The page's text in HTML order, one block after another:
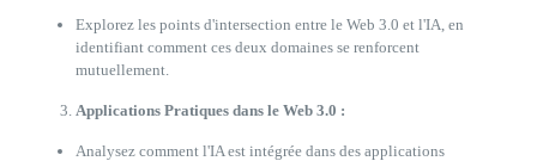
Explorez les points d'intersection entre le Web 3.0 et l'IA, en
identifiant comment ces deux domaines se renforcent
mutuellement.
Applications Pratiques dans le Web 3.0 :
Analysez comment l'IA est intégrée dans des applications